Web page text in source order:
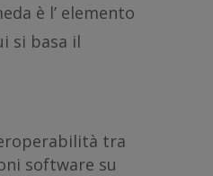
è l’ elemento
si basa il
tra
software su